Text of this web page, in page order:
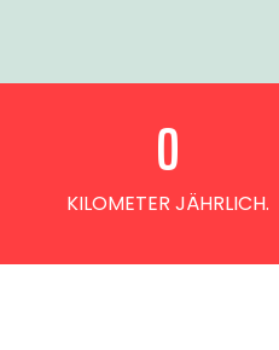
KILOMETER JÄHRLICH.
0